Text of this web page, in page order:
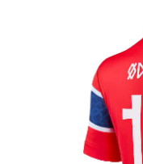
Kontakta oss